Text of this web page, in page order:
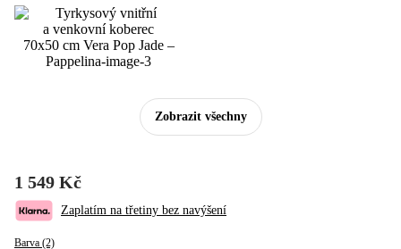
Zobrazit všechny
1 549 Kč
Zaplatím na třetiny bez navýšení
Barva (2)